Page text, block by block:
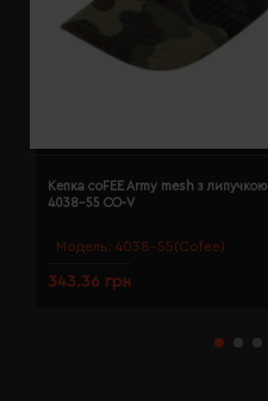
Модель: 4038-55(Cofee)
Кепка coFEE Army mesh з
4038-55 CO-V
343.36 грн